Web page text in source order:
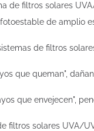
de filtros solares
de amplio
de filtros
que queman",
que envejecen",
filtros solares UVA/